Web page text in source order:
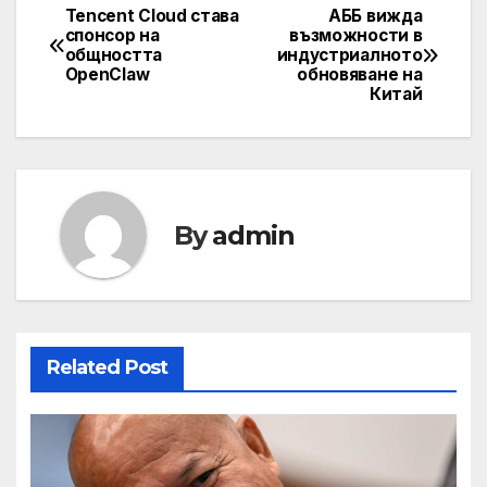
Навигация
АББ вижда
възможности в
индустриалното
обновяване на
Китай
Tencent Cloud става
спонсор на
общността
OpenClaw
Byadmin
Related Post